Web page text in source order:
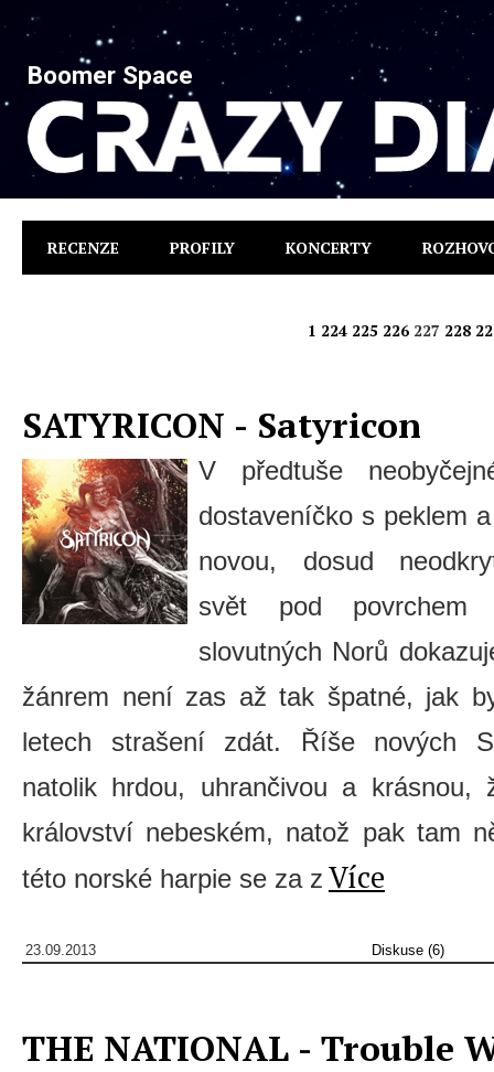
Boomer Space
RECENZE PROFILY KONCERTY
1 224 225 226 227 228
SATYRICON - Satyricon
V předtuše
dostaveníčko s peklem
novou, dosud
svět pod povrchem
slovutných Norů
žánrem není zas až tak špatné, jak
letech strašení zdát. Říše nových
natolik hrdou, uhrančivou a
království nebeském, natož pak tam
této norské harpie se za z Více
23.09.2013 Diskuse (6)
THE NATIONAL - Trouble